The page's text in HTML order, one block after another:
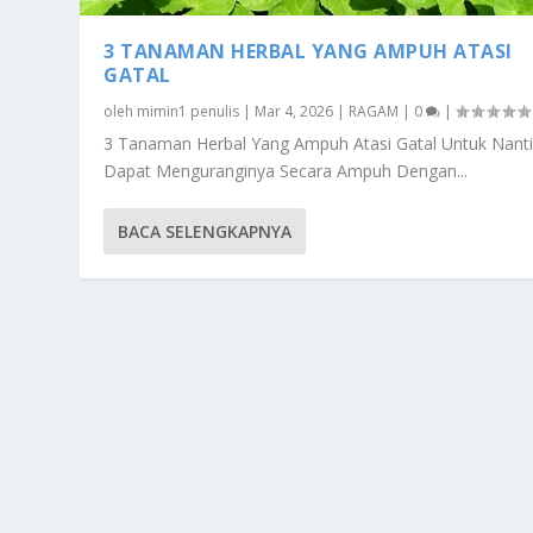
3 TANAMAN HERBAL YANG AMPUH ATASI
GATAL
oleh mimin1 penulis | Mar 4, 2026 | RAGAM | 0 |
3 Tanaman Herbal Yang Ampuh Atasi Gatal Untuk
Dapat Menguranginya Secara Ampuh Dengan...
BACA SELENGKAPNYA